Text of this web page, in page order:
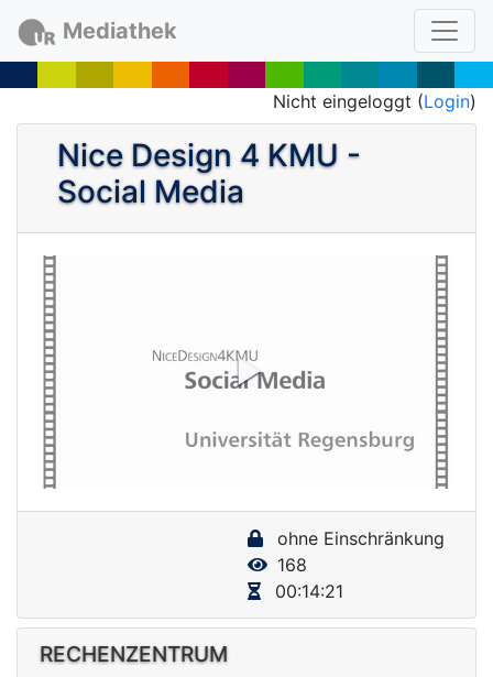
Mediathek
Nicht eingeloggt (Login)
Nice Design 4 KMU -
Social Media
P
V
i
d
ohne Einschränkung
168
00:14:21
RECHENZENTRUM